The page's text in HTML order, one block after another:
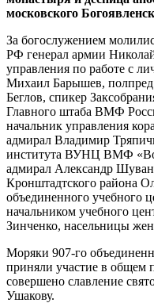
московского
За богослужением
РФ генерал армии
управления по работе с
Михаил Барышев,
Беглов, спикер
Главного штаба ВМФ
начальник управления
адмирал Владимир
института ВУНЦ ВМФ
адмирал Александр
Кронштадтского района
объединенного учебного
начальником учебного
Зинченко, насельницы
Моряки 907-го
приняли участие в
совершено славление
Ушакову.